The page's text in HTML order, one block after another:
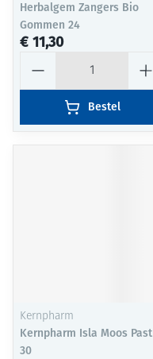
Herbalgem Zangers Bio
Gommen 24
€ 11,30
Bestel
Kernpharm
Kernpharm Isla Moos Past
30